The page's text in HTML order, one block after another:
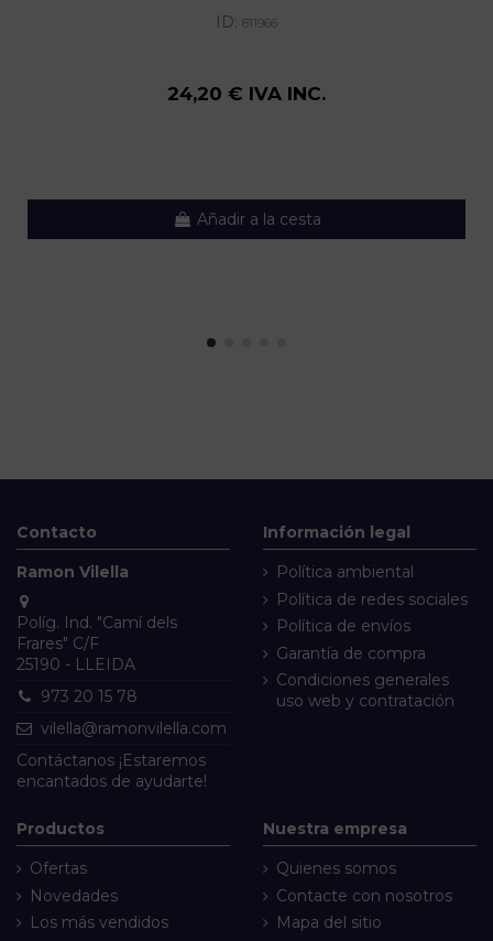
ID: 811966
24,20 € IVA INC.
Añadir a la cesta
Contacto
Ramon Vilella
Políg. Ind. "Camí dels
Frares" C/F
25190 - LLEIDA
973 20 15 78
vilella@ramonvilella.com
Contáctanos ¡Estaremos
encantados de ayudarte!
Información legal
Política ambiental
Política de redes sociales
Política de envíos
Garantía de compra
Condiciones generales
uso web y contratación
Productos
Ofertas
Novedades
Los más vendidos
Nuestra empresa
Quienes somos
Contacte con nosotros
Mapa del sitio